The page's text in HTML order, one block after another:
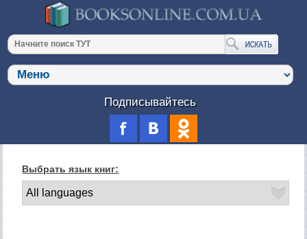
Подписывайтесь
Выбрать язык книг: